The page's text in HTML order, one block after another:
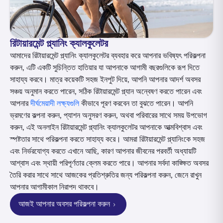
ENGLISH
অনলাইনে কিনুন প্রিমিয়াম পরিশোধ করুন
1800 267 9090
রিটায়ারমেন্ট প্ল্যানিং ক্যালকুলেটর
আমাদের রিটায়ারমেন্ট প্ল্যানিং ক্যালকুলেটর ব্যবহার করে আপনার ভবিষ্যৎ পরিকল্পনা
করুন, এটি একটি সুচিন্তিত হাতিয়ার যা আপনাকে আগামী বছরগুলিকে রূপ দিতে
সাহায্য করবে। মাত্র কয়েকটি সহজ ইনপুট দিয়ে, আপনি আপনার আদর্শ অবসর
সঞ্চয় অনুমান করতে পারেন, সঠিক রিটায়ারমেন্ট প্ল্যান অন্বেষণ করতে পারেন এবং
আপনারদীর্ঘমেয়াদী লক্ষ্যগুলিকীভাবে পূরণ করবেন তা বুঝতে পারেন। আপনি
ভ্রমণের কল্পনা করুন, প্যাশন অনুসরণ করুন, অথবা পরিবারের সাথে সময় উপভোগ
করুন, এই অনলাইন রিটায়ারমেন্ট প্ল্যানিং ক্যালকুলেটর আপনাকে আত্মবিশ্বাস এবং
স্পষ্টতার সাথে পরিকল্পনা করতে সাহায্য করে। আমরা রিটায়ারমেন্ট প্ল্যানিংকে সহজ
এবং নির্ভরযোগ্য করতে এখানে আছি, কারণ আপনার জীবনের পরবর্তী অধ্যায়টি
আশ্বাস এবং স্থায়ী পরিপূর্ণতার ক্লেম করতে পারে। আপনার সর্বদা কাঙ্ক্ষিত অবসর
তৈরি করার সাথে সাথে আজকের প্রতিশ্রুতির জন্য পরিকল্পনা করুন, জেনে রাখুন
আপনার আগামীকাল নিরাপদ থাকবে।
আজই আপনার অবসর পরিকল্পনা করুন